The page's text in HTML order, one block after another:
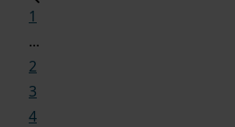
1
...
2
3
4